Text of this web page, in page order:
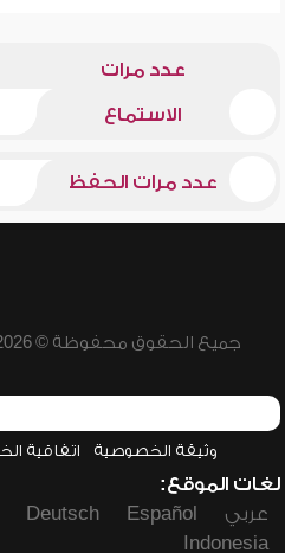
عدد مرات
الاستماع
عدد مرات الحفظ
جميع الحقوق محفوظة © 2026 - 1998 لشبكة إسلام ويب
وثيقة الخصوصية اتفاقية
لغات الموقع:
عربي
Español
Deutsch
Indonesia